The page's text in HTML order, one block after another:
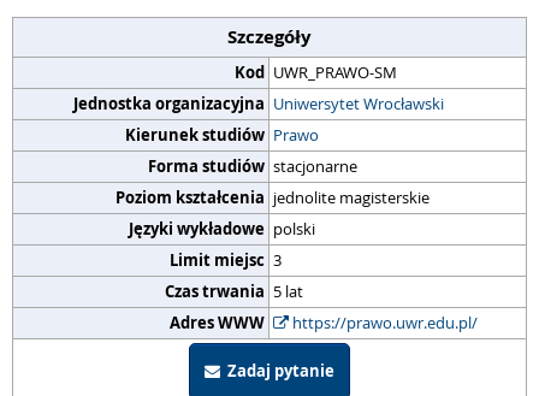
Szczegóły
Kod UWR_PRAWO-SM
Jednostka organizacyjna Uniwersytet Wrocławski
Kierunek studiów Prawo
Forma studiów stacjonarne
Poziom kształcenia jednolite magisterskie
Języki wykładowe polski
Limit miejsc 3
Czas trwania 5 lat
Adres WWW
https://prawo.uwr.edu.pl/
Zadaj pytanie